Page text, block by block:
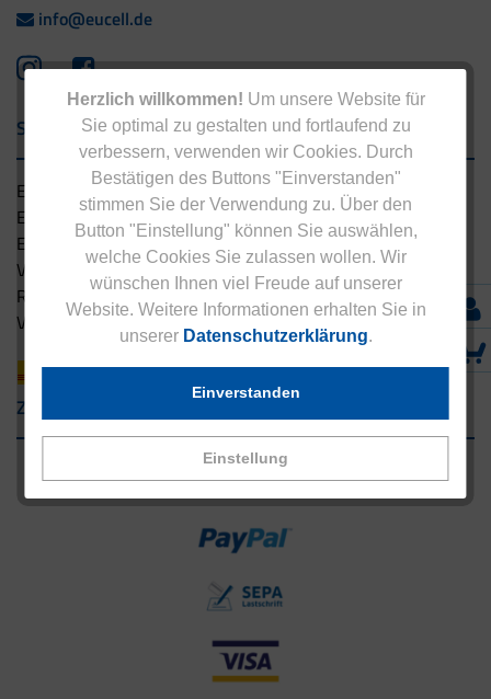
Herzlich willkommen! Um unsere Website für
Sie optimal zu gestalten und fortlaufend zu
verbessern, verwenden wir Cookies. Durch
Bestätigen des Buttons "Einverstanden"
stimmen Sie der Verwendung zu. Über den
Button "Einstellung" können Sie auswählen,
welche Cookies Sie zulassen wollen. Wir
wünschen Ihnen viel Freude auf unserer
Website. Weitere Informationen erhalten Sie in
unserer Datenschutzerklärung.
Einstellung
Einverstanden
info@eucell.de
Service & Versand
Eucell Gesundheitsservice
Eucell Ernährungscoach
Eucell Fitness Coach
Versandbedingungen
Rücksendung
Versandpartner innerhalb Deutschlands
Zahlungsarten